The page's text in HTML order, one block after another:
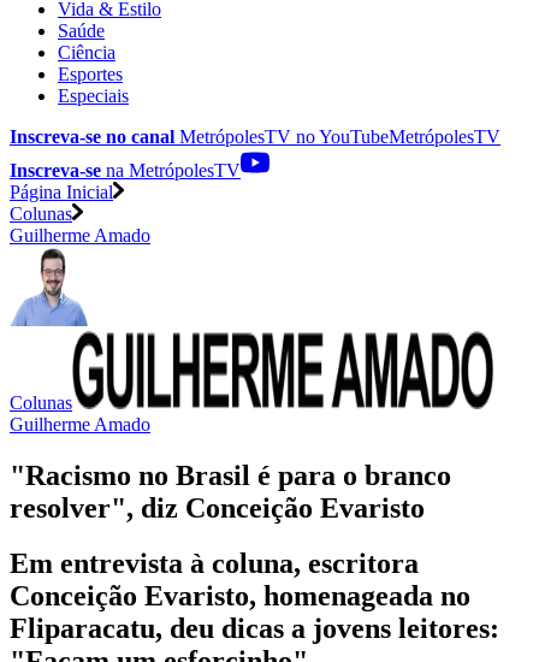
Vida & Estilo
Saúde
Ciência
Esportes
Especiais
Inscreva-se no canal MetrópolesTV noYouTubeMetrópolesTV
Inscreva-se na MetrópolesTV
Página Inicial
Colunas
Guilherme Amado
Colunas
Guilherme Amado
"Racismo no Brasil é para o branco
resolver", diz Conceição Evaristo
Em entrevista à coluna, escritora
Conceição Evaristo, homenageada no
Fliparacatu, deu dicas a jovens leitores: